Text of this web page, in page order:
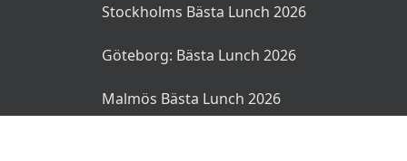
Stockholms Bästa Lunch 2026
Göteborg: Bästa Lunch 2026
Malmös Bästa Lunch 2026